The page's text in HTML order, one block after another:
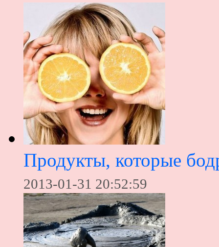
Продукты, которые
2013-01-31 20:52:59